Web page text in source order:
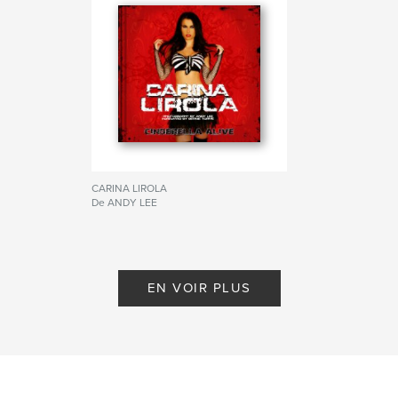
Format choisi:Petit carré, 18×18 cm
20
Date de publication:août 27, 2007
, DANCE MUSIC
KELLY LLORENNA , LOVE TO INFINITY
CARINA LIROLA
De ANDY LEE
EN VOIR PLUS